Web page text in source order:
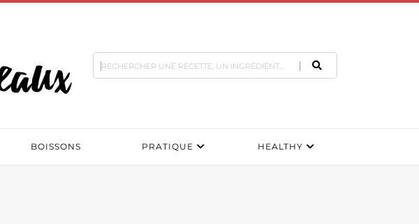
BOISSONS PRATIQUE HEALTHY